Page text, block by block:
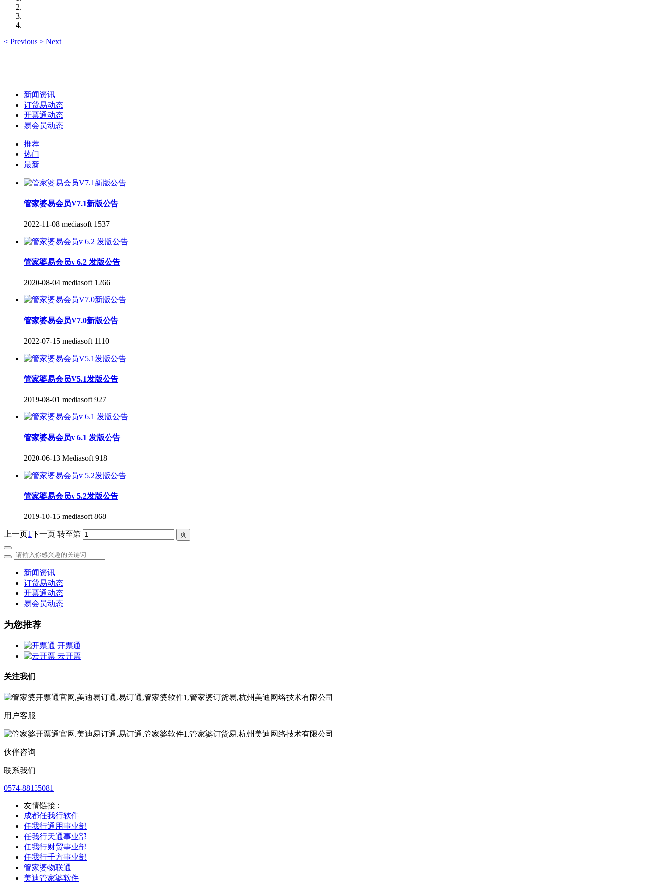
< Previous > Next
新闻资讯
订货易动态
开票通动态
易会员动态
推荐
热门
最新
管家婆易会员V7.1新版公告
2022-11-08 mediasoft 1537
管家婆易会员v 6.2 发版公告
2020-08-04 mediasoft 1266
管家婆易会员V7.0新版公告
2022-07-15 mediasoft 1110
管家婆易会员V5.1发版公告
2019-08-01 mediasoft 927
管家婆易会员v 6.1 发版公告
2020-06-13 Mediasoft 918
管家婆易会员v 5.2发版公告
2019-10-15 mediasoft 868
上一页1下一页 转至第
新闻资讯
订货易动态
开票通动态
易会员动态
为您推荐
开票通
云开票
关注我们
用户客服
伙伴咨询
联系我们
0574-88135081
友情链接 :
成都任我行软件
任我行通用事业部
任我行天通事业部
任我行财贸事业部
任我行千方事业部
管家婆物联通
美迪管家婆软件